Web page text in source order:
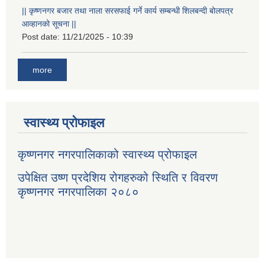
|| कृष्णनगर बजार तथा नाला सरसफाई गर्ने कार्य सम्बन्धी शिलबन्दी बोलपत्र
आव्हानको सूचना ||
Post date: 11/21/2025 - 10:39
more
स्वास्थ्य प्रोफाइल
कृष्णनगर नगरपालिकाको स्वास्थ्य प्रोफाइल
उपेक्षित उष्ण प्रदेशिय रोगहरुको स्थिति र विवरण
कृष्णनगर नगरपालिका २०८०